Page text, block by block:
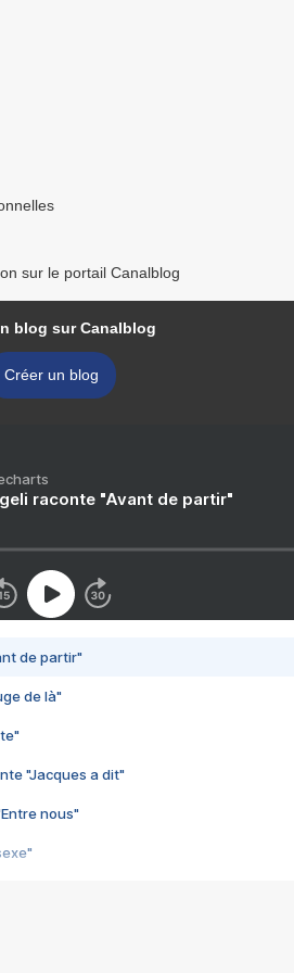
sur le portail Canalblog
blog sur Canalblog
Créer un blog
raconte "Avant de partir"
de partir"
de là"
"Jacques a dit"
nous"